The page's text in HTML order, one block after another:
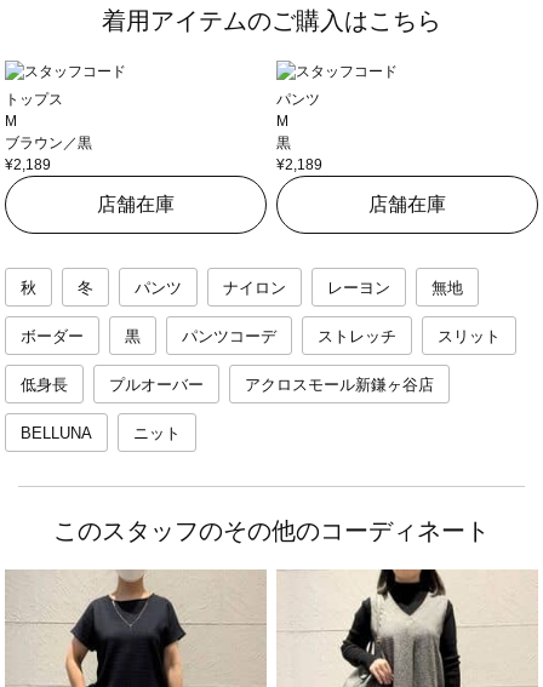
着用アイテムのご購入はこちら
トップス
M
ブラウン／黒
¥2,189
店舗在庫
パンツ
M
黒
¥2,189
店舗在庫
秋 冬 パンツ ナイロン レーヨン 無地
ボーダー 黒 パンツコーデ ストレッチ スリット
低身長 プルオーバー アクロスモール新鎌ヶ谷店
BELLUNA ニット
このスタッフのその他のコーディネート